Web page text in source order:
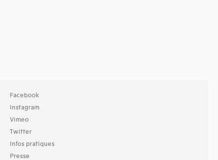
Facebook
Instagram
Vimeo
Twitter
Infos pratiques
Presse